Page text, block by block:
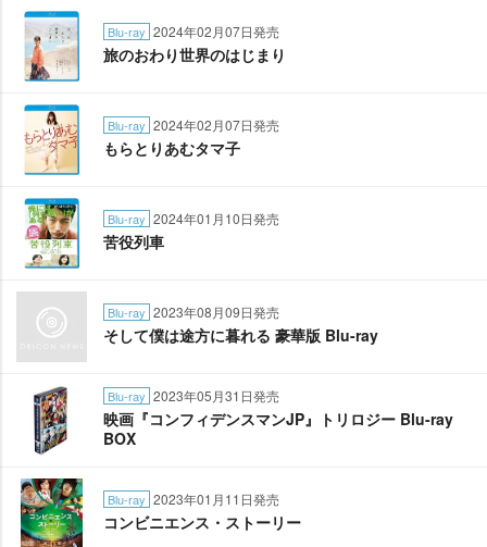
Blu-ray 2024年02月07日発売
旅のおわり世界のはじまり
Blu-ray 2024年02月07日発売
もらとりあむタマ子
Blu-ray 2024年01月10日発売
苦役列車
Blu-ray 2023年08月09日発売
そして僕は途方に暮れる 豪華版 Blu-ray
Blu-ray 2023年05月31日発売
映画『コンフィデンスマンJP』トリロジー Blu-ray
BOX
Blu-ray 2023年01月11日発売
コンビニエンス・ストーリー